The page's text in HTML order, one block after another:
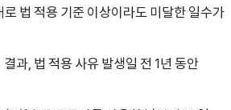
법 적용 기준 이상이라도 미달한 일수가
과, 법 적용 사유 발생일 전 1년 동안